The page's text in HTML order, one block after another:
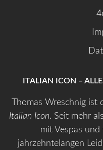
ITALIAN ICON –
Thomas Wreschnig
Italian Icon. Seit mehr
mit Vespas und
jahrzehntelangen